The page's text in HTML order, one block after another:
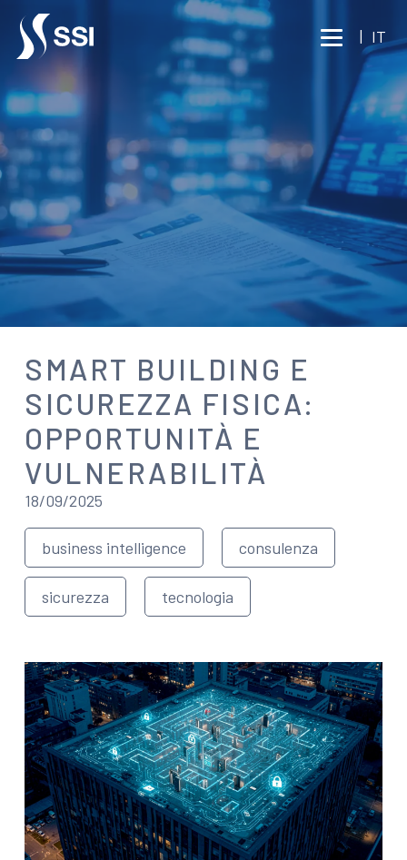
Vai al contenuto principale
| IT
NEWS
SMART BUILDING E
SICUREZZA FISICA:
OPPORTUNITÀ E
VULNERABILITÀ
18/09/2025
business intelligence consulenza
sicurezza tecnologia